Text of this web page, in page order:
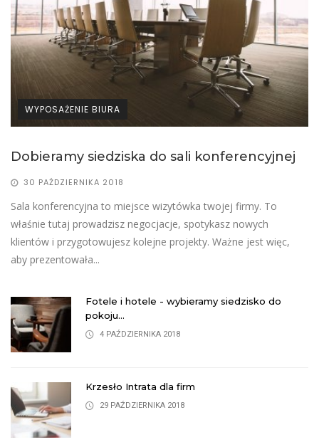
WYPOSAŻENIE BIURA
Dobieramy siedziska do sali konferencyjnej
30 PAŹDZIERNIKA 2018
​Sala konferencyjna to miejsce wizytówka twojej firmy. To
właśnie tutaj prowadzisz negocjacje, spotykasz nowych
klientów i przygotowujesz kolejne projekty. Ważne jest więc,
aby prezentowała...
Fotele i hotele - wybieramy siedzisko do
pokoju...
4 PAŹDZIERNIKA 2018
Krzesło Intrata dla firm
29 PAŹDZIERNIKA 2018